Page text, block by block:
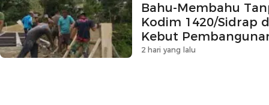
Bahu-Membahu
Kodim 1420/Sidrap
Kebut
Beton
2 hari yang lalu